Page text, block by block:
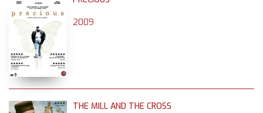
2009
THE MILL AND THE CROSS